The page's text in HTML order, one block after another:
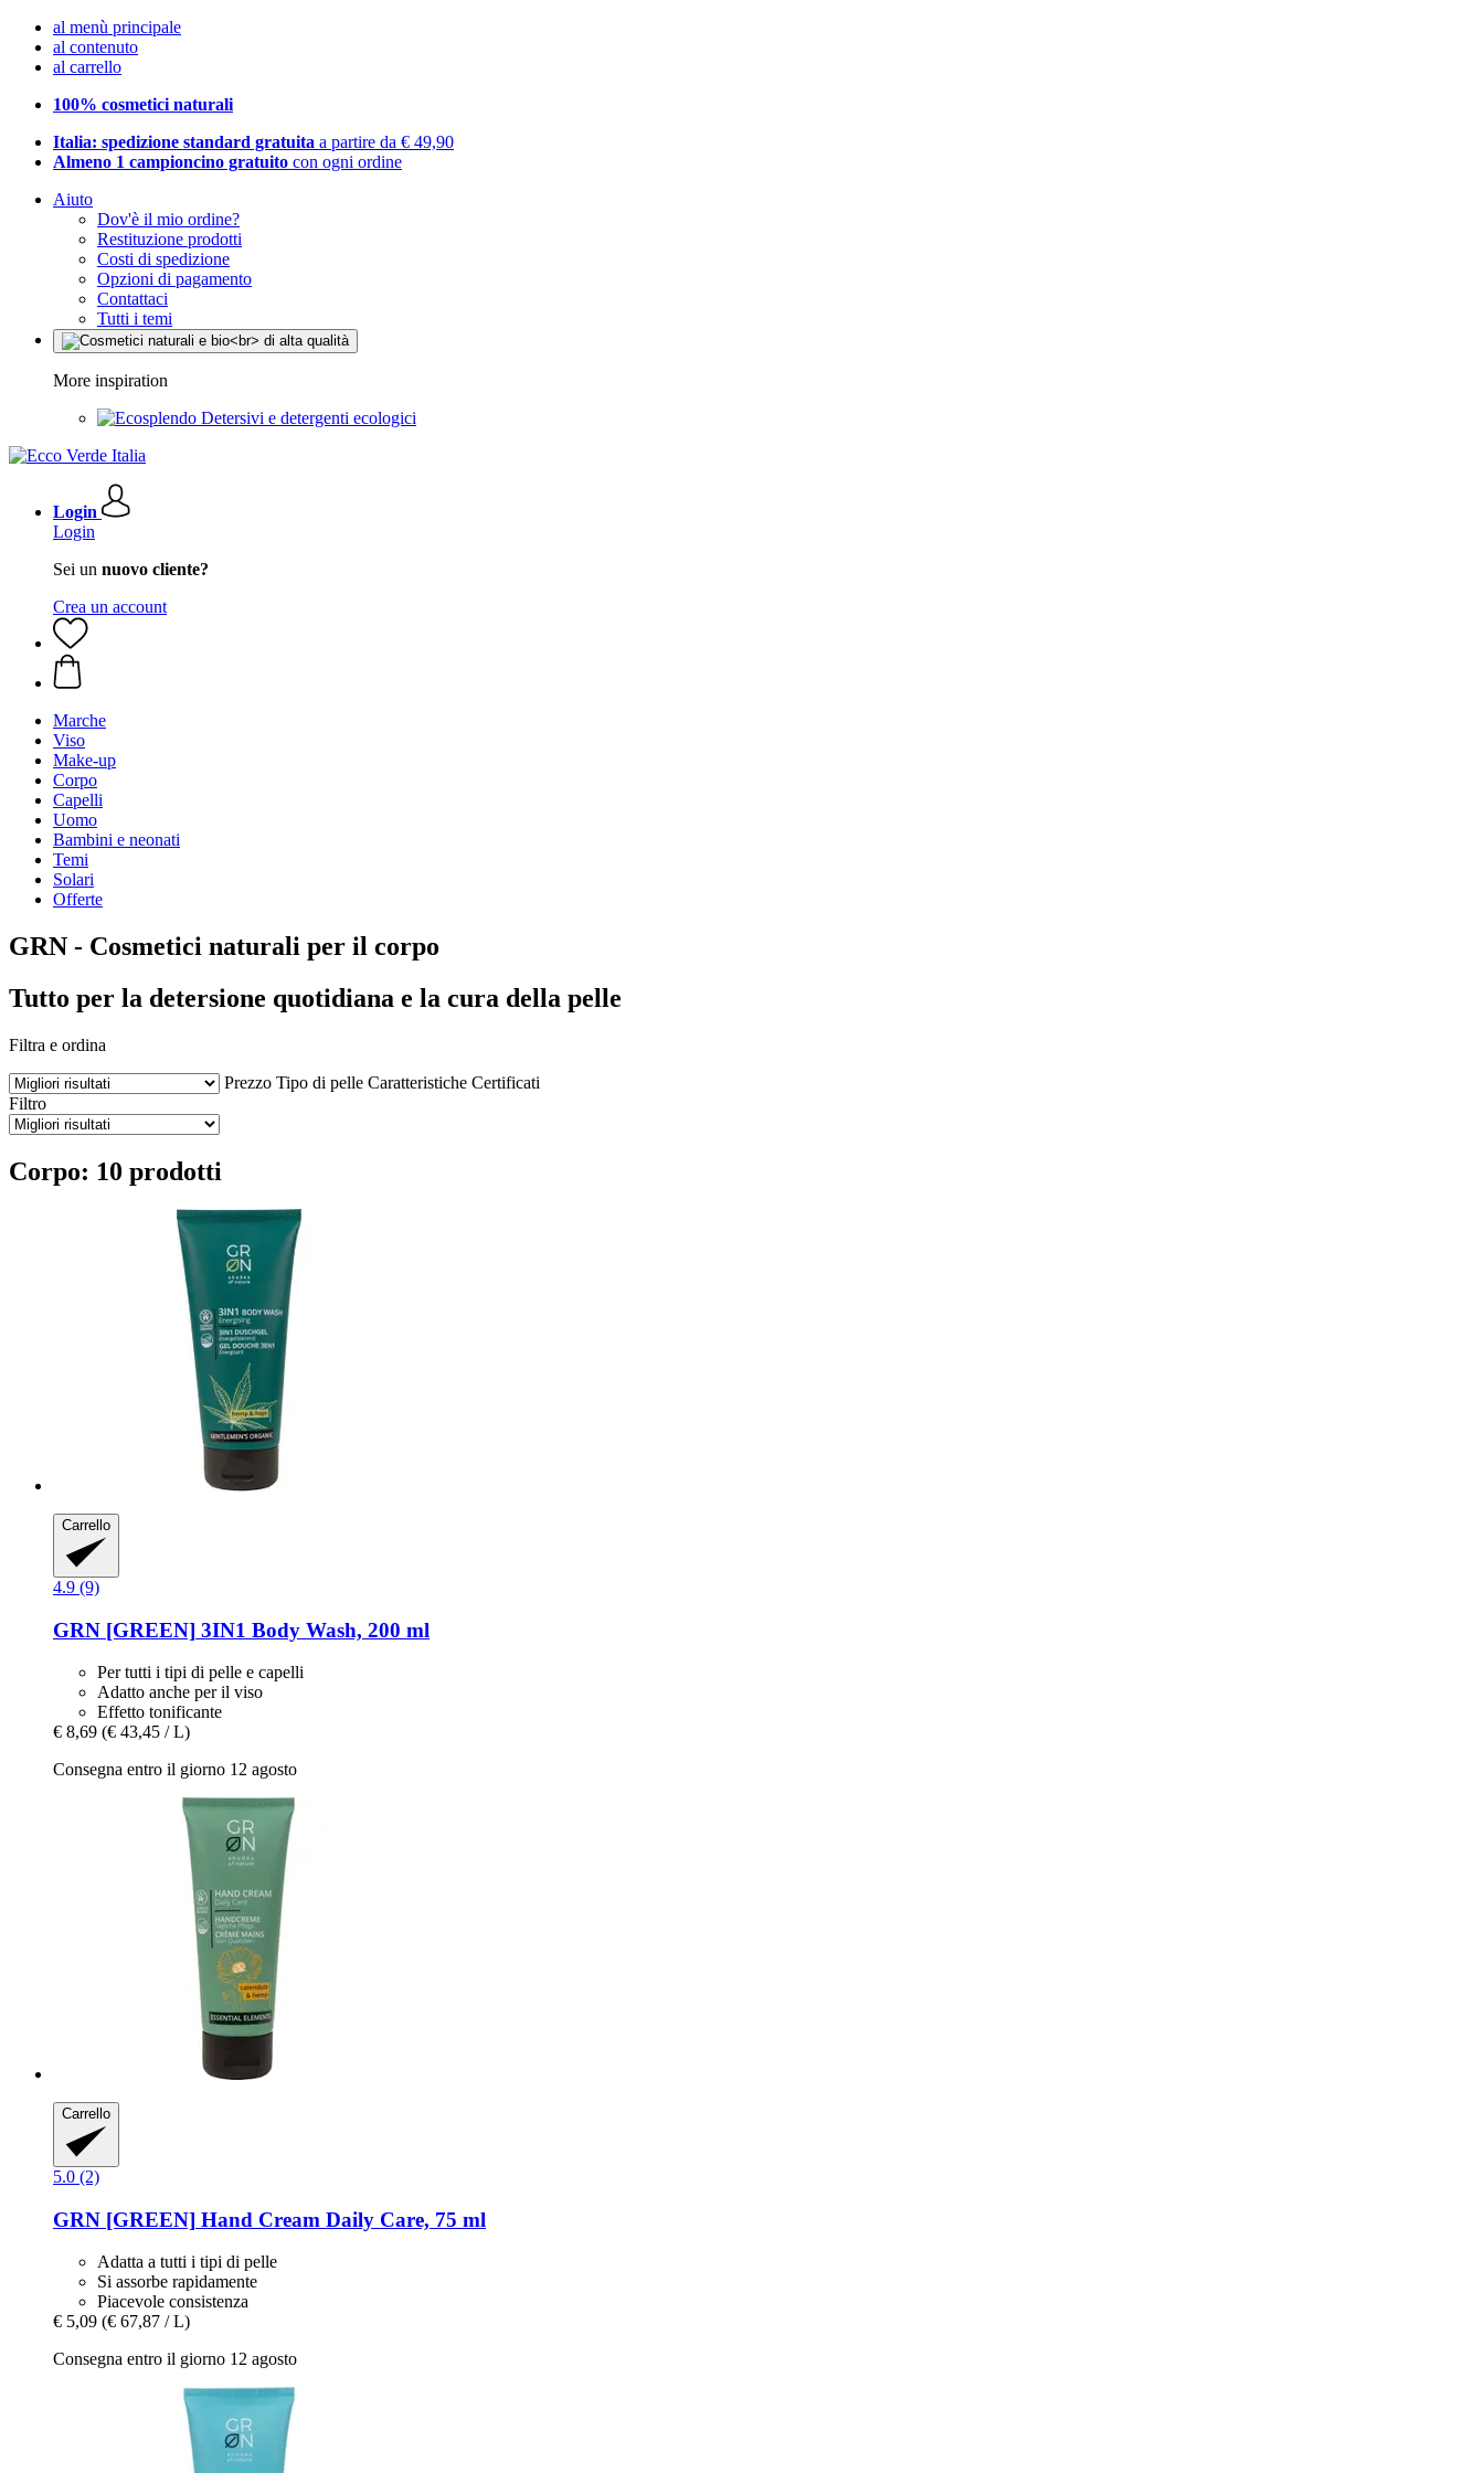
al menù principale
al contenuto
al carrello
100% cosmetici naturali
Italia: spedizione standard gratuita a partire da € 49,90
Almeno 1 campioncino gratuito con ogni ordine
Aiuto
Dov'è il mio ordine?
Restituzione prodotti
Costi di spedizione
Opzioni di pagamento
Contattaci
Tutti i temi
More inspiration
Detersivi e detergenti ecologici
Login
Login
Sei un nuovo cliente?
Crea un account
Marche
Viso
Make-up
Corpo
Capelli
Uomo
Bambini e neonati
Temi
Solari
Offerte
GRN - Cosmetici naturali per il corpo
Tutto per la detersione quotidiana e la cura della pelle
Filtra e ordina
Prezzo Tipo di pelle Caratteristiche Certificati
Filtro
Corpo: 10 prodotti
Carrello
4.9 (9)
GRN [GREEN] 3IN1 Body Wash, 200 ml
Per tutti i tipi di pelle e capelli
Adatto anche per il viso
Effetto tonificante
€ 8,69 (€ 43,45 / L)
Consegna entro il giorno 12 agosto
Carrello
5.0 (2)
GRN [GREEN] Hand Cream Daily Care, 75 ml
Adatta a tutti i tipi di pelle
Si assorbe rapidamente
Piacevole consistenza
€ 5,09 (€ 67,87 / L)
Consegna entro il giorno 12 agosto